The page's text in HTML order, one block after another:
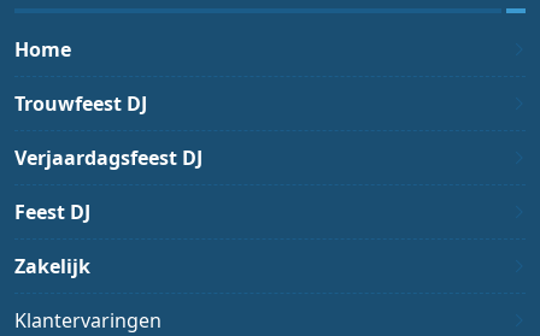
Home
Trouwfeest DJ
Verjaardagsfeest DJ
Feest DJ
Zakelijk
Klantervaringen